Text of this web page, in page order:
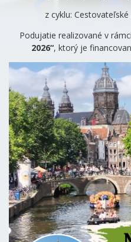
z cyklu:
Podujatie realizované v
2026“, ktorý je